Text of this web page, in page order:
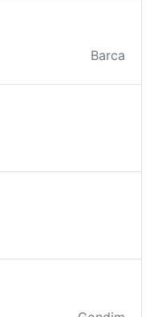
Barca